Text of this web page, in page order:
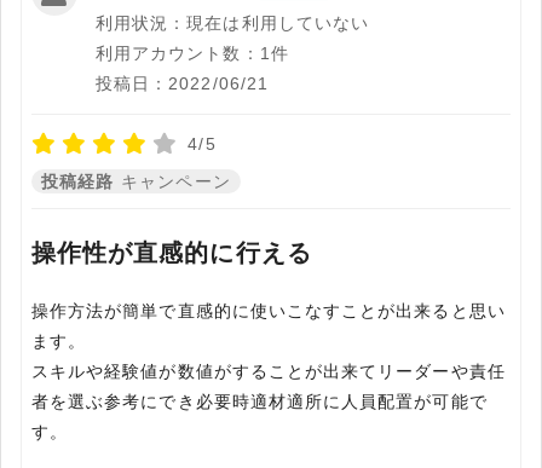
利用状況：現在は利用していない
利用アカウント数：1件
投稿日：2022/06/21
4/5
投稿経路 キャンペーン
操作性が直感的に行える
操作方法が簡単で直感的に使いこなすことが出来ると思い
ます。
スキルや経験値が数値がすることが出来てリーダーや責任
者を選ぶ参考にでき必要時適材適所に人員配置が可能で
す。